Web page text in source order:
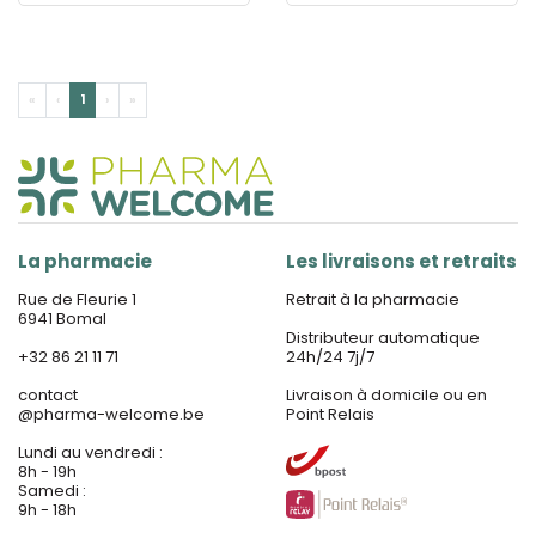
« ‹ 1 › »
La pharmacie
Rue de Fleurie 1
6941 Bomal
+32 86 21 11 71
contact
@pharma-welcome.be
Lundi au vendredi :
8h - 19h
Samedi :
9h - 18h
Les livraisons et retraits
Retrait à la pharmacie
Distributeur automatique
24h/24 7j/7
Livraison à domicile ou en
Point Relais